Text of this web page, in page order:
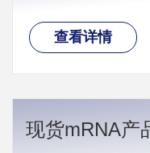
查看详情
现货mRNA产